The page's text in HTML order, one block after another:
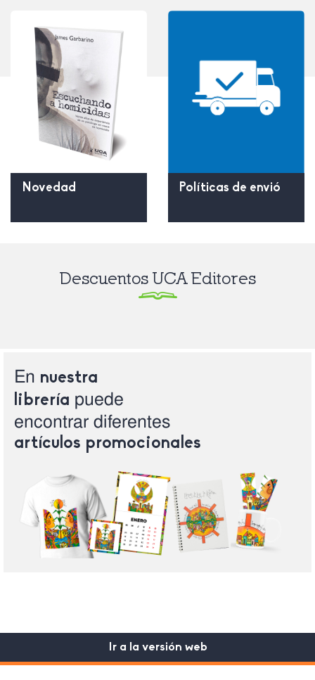
Novedad Políticas de envió
Descuentos UCA Editores
En nuestra
librería puede
encontrar diferentes
artículos promocionales
Ir a la versión web